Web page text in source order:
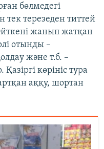
бөлмедегі
тек терезеден титтей
жанып жатқан
отынды –
және т.б. –
көрініс тура
аққу, шортан